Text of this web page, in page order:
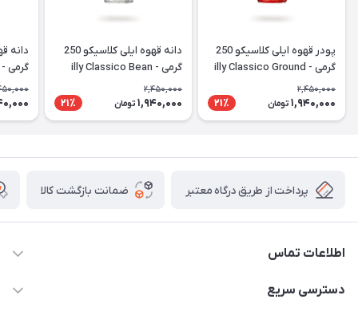
پودر قهوه ایلی کلاسیکو 250
گرمی - illy Classico Ground
Coffee
2,450,000
1,940,000 تومان 21٪
دانه قهوه ایلی کلاسیکو 250
گرمی - illy Classico Bean
Coffee
2,450,000
1,940,000 تومان 21٪
پرداخت از طریق درگاه معتبر ضمانت بازگشت کالا
اطلاعات تماس
09141934659
دسترسی سریع